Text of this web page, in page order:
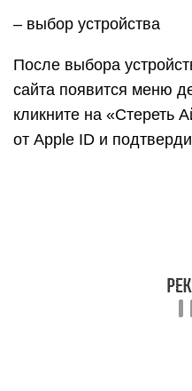
– выбор устройства
После выбора
сайта появится меню
кликните на «Стереть
от Apple ID и